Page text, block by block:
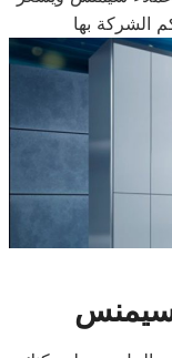
الشركة بها
سيمنس